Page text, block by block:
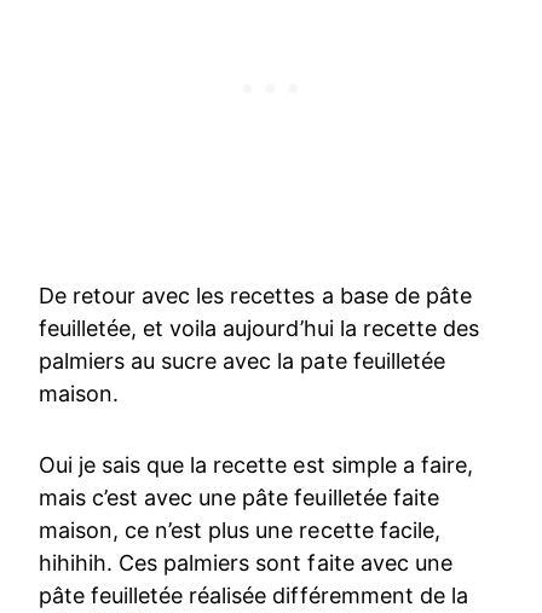
De retour avec les recettes a base de pâte
feuilletée, et voila aujourd’hui la recette des
palmiers au sucre avec la pate feuilletée
maison.
Oui je sais que la recette est simple a faire,
mais c’est avec une pâte feuilletée faite
maison, ce n’est plus une recette facile,
hihihih. Ces palmiers sont faite avec une
pâte feuilletée réalisée différemment de la